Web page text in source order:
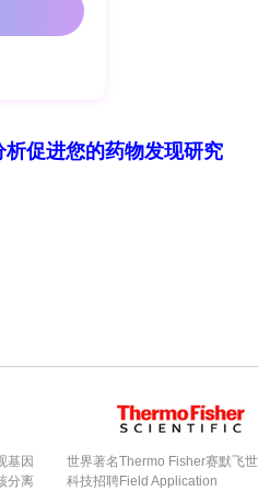
促进您的药物发现研究
基因
分离
世界著名Thermo Fisher赛默飞
科技招聘Field Application